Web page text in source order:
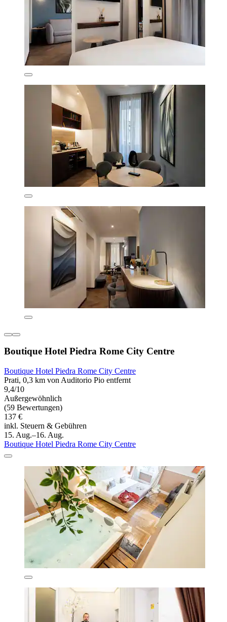
Boutique Hotel Piedra Rome City Centre
Boutique Hotel Piedra Rome City Centre
Prati, 0,3 km von Auditorio Pio entfernt
9,4/10
Außergewöhnlich
(59 Bewertungen)
137 €
inkl. Steuern & Gebühren
15. Aug.–16. Aug.
Boutique Hotel Piedra Rome City Centre